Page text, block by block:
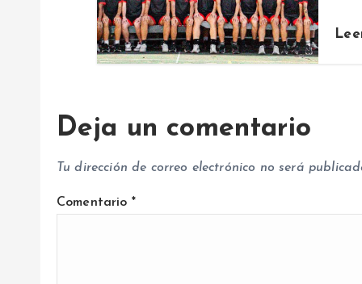
a
d
a
Deja un comentario
Tu dirección de correo electrónico no será
Comentario *